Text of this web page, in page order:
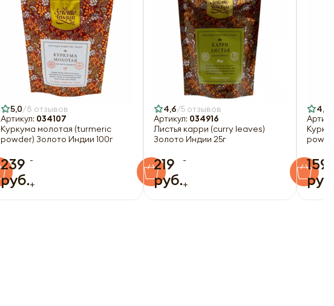
5,0 8 отзывов
Артикул: 034107
Куркума молотая (turmeric
powder) Золото Индии 100г
239
руб.
-
+
4,6 5 отзывов
Артикул: 034916
Листья карри (curry leaves)
Золото Индии 25г
219
руб.
-
+
4,8
159